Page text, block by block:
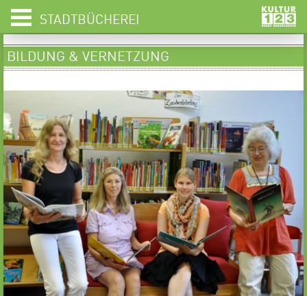
STADTBÜCHEREI
BILDUNG & VERNETZUNG